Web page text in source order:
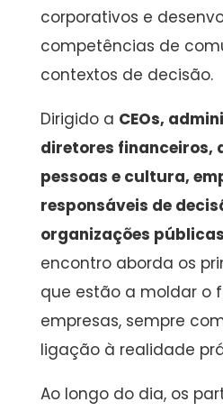
corporativos e
competências de
contextos de decisão.
Dirigido a CEOs,
diretores financeiros,
pessoas e cultura,
responsáveis de
organizações
encontro aborda os
que estão a moldar o
empresas, sempre
ligação à realidade
Ao longo do dia, os